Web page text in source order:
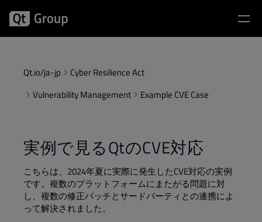
Qt.io/ja-jp
Cyber Resilience Act
Vulnerability Management
Example CVE Case
実例で見るQtのCVE対応
こちらは、2024年夏に実際に発生したCVE対応の実例
です。複数のプラットフォームにまたがる問題に対
し、複数の修正パッチとサードパーティとの連携によ
って解決されました。